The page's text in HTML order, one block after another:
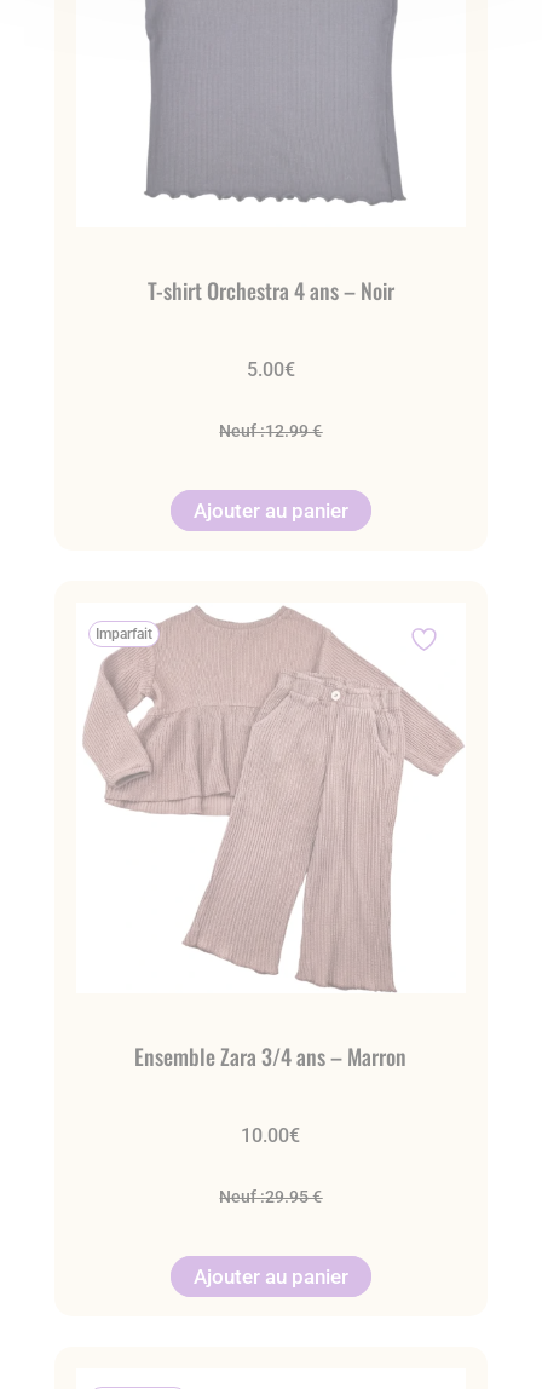
T-shirt Orchestra 4 ans – Noir
5.00€
Neuf :12.99 €
Ajouter au panier
Imparfait
Ensemble Zara 3/4 ans – Marron
10.00€
Neuf :29.95 €
Ajouter au panier